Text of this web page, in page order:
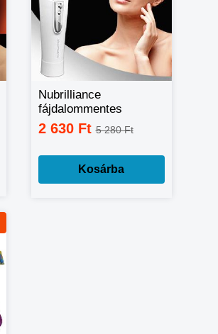
Nubrilliance
fájdalommentes
szőrtelenítő
2 630 Ft5 280 Ft
Kosárba